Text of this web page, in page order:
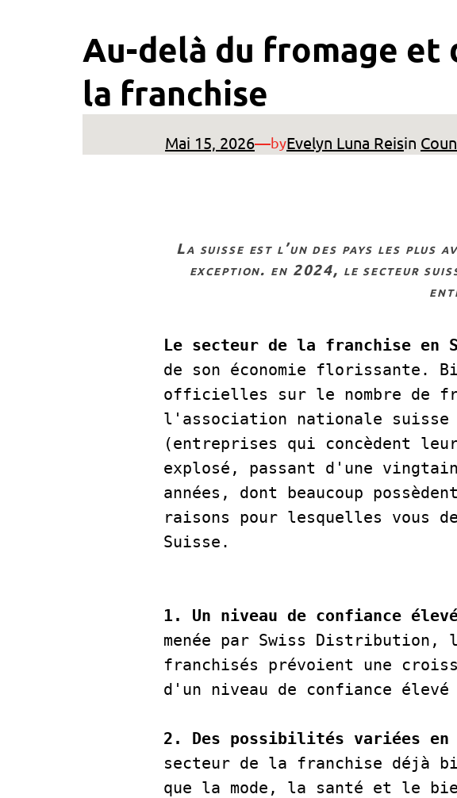
Au-delà du fromage et
la franchise
Mai 15, 2026—byEvelyn Luna Reisin
la suisse est l’un des pays les plus avancés au monde, et son secteur de la franchise ne fait pas
exception. en 2024, le secteur
Le secteur de la franchise en
de son économie florissante.
officielles sur le nombre de
l'association nationale suisse
(entreprises qui concèdent
explosé, passant d'une
années, dont beaucoup
raisons pour lesquelles vous
Suisse.
1. Un niveau de confiance
menée par Swiss Distribution,
franchisés prévoient une
d'un niveau de confiance
2. Des possibilités variées en
secteur de la franchise déjà
que la mode, la santé et le